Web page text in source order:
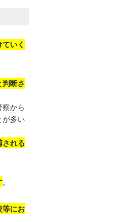
いく
断さ
から
多い
される
。
等にお